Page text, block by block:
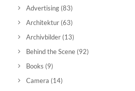
Advertising (83)
Architektur (63)
Archivbilder (13)
Behind the Scene (92)
Books (9)
Camera (14)